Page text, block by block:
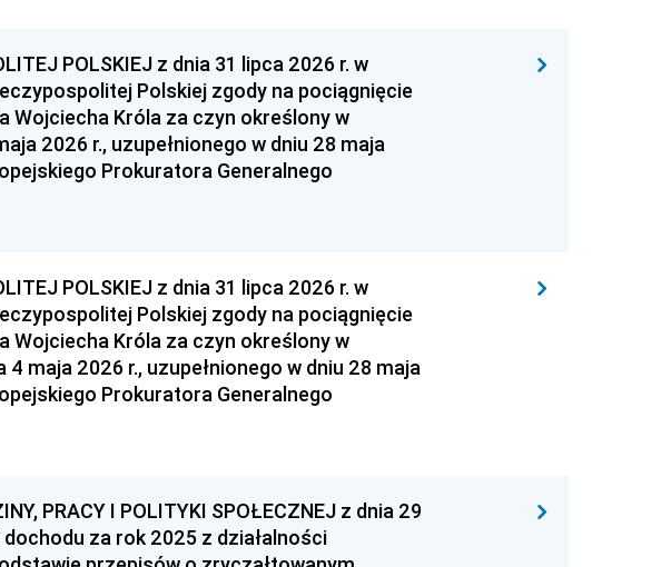
POLSKIEJ z dnia 31 lipca 2026 r. w
Polskiej zgody na pociągnięcie
Wojciecha Króla za czyn określony w
2026 r., uzupełnionego w dniu 28 maja
Prokuratora Generalnego
POLSKIEJ z dnia 31 lipca 2026 r. w
Polskiej zgody na pociągnięcie
Wojciecha Króla za czyn określony w
maja 2026 r., uzupełnionego w dniu 28 maja
Prokuratora Generalnego
PRACY I POLITYKI SPOŁECZNEJ z dnia 29
za rok 2025 z działalności